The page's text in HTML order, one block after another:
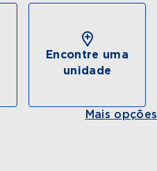
Encontre uma
unidade
Mais opções